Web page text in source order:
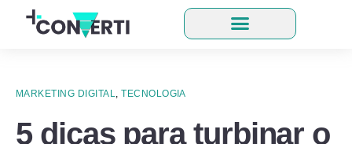
MARKETING DIGITAL,TECNOLOGIA
5 dicas para turbinar o